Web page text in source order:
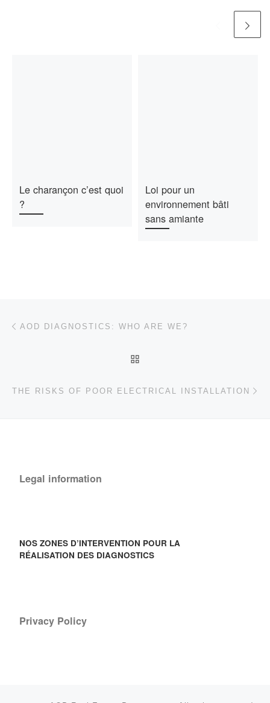
Le charançon c’est quoi
?
Loi pour un
environnement bâti
sans amiante
Post navigation
AOD DIAGNOSTICS: WHO ARE WE?
THE RISKS OF POOR ELECTRICAL INSTALLATION
Legal information
NOS ZONES D’INTERVENTION POUR LA
RÉALISATION DES DIAGNOSTICS
Privacy Policy